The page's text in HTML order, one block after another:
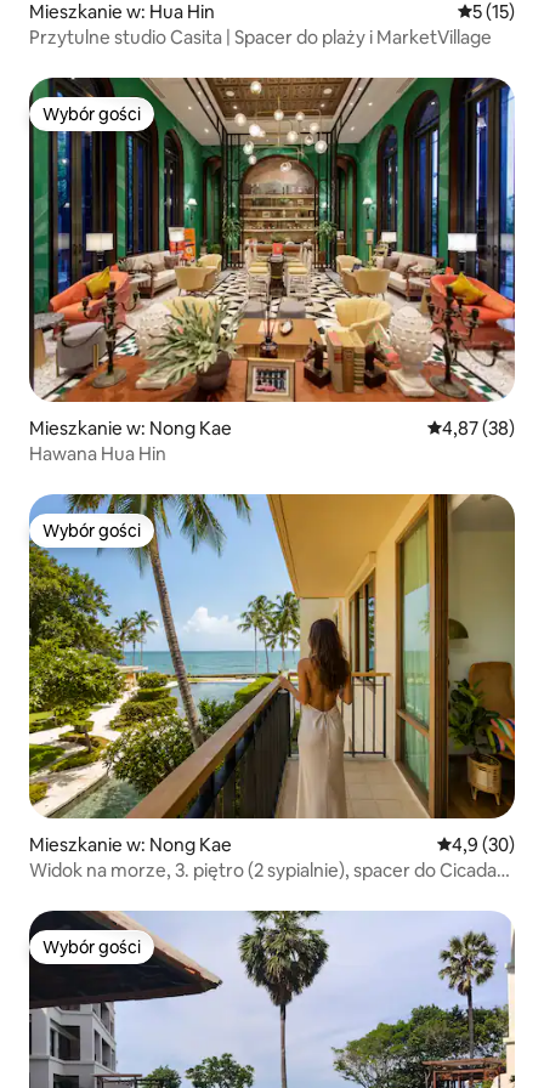
Mieszkanie w: Hua Hin Średnia
5 (15)
Przytulne studio Casita | Spacer do plaży i MarketVillage
Wybór gości
Wybór gości
Mieszkanie w: Nong Kae Średnia
4,87 (38)
Hawana Hua Hin
Wybór gości
Wybór gości
Mieszkanie w: Nong Kae Średnia
4,9 (30)
Widok na morze, 3. piętro (2 sypialnie), spacer do Cicada
Wybór gości
Wybór gości